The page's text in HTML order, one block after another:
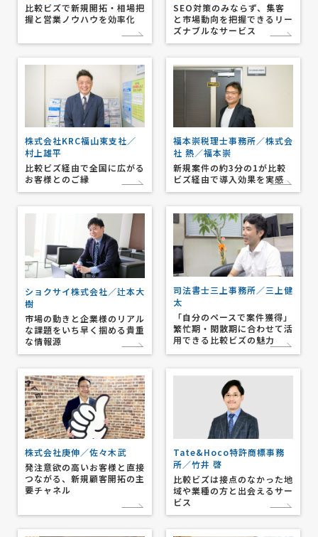
比較ビズで新規開拓・相場把
握と営業ノウハウを効率化
SEO対策のみならず、集客
と市場動向を把握できるリー
ズナブルなサービス
株式会社KRC福山東支社／
村上雄平
比較ビズ経由で全国に広がる
お客様とのご縁
福本崇税理士事務所／株式会
社 熱／福本崇
新規案件の約3分の1が比較
ビズ経由で導入効果を実感
ショクサイ株式会社／辻本大
樹
市場の動きと企業様のリアル
な課題をいち早く掴める貴重
な情報源
司法書士三上事務所／三上健
太
「自分のペースで案件獲得」
繁忙期・閑散期に合わせて活
用できる比較ビズの魅力
株式会社庚伸／佐々木武
発注意欲の高いお客様と直接
つながる、新規顧客開拓の主
要チャネル
Tate&Hoco特許商標事務
所／竹井 啓
比較ビズは接点のなかった地
域や業種の方と出会えるサー
ビス